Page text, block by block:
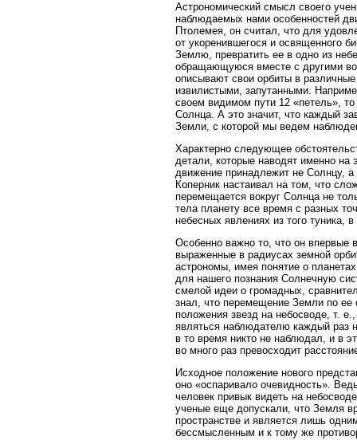
Астрономический смысл своего
наблюдаемых нами особенностей
Птолемея, он считал, что для
от укоренившегося и освященного
Землю, превратить ее в одно из
обращающуюся вместе с другими
описывают свои орбиты в
извилистыми, запутанными.
своем видимом пути 12 «петель», то
Солнца. А это значит, что каждый
Земли, с которой мы ведем
Характерно следующее
детали, которые наводят именно
движение принадлежит не Солнцу,
Коперник настаивал на том, что
перемещается вокруг Солнца не
тела планету все время с разных
небесных явлениях из того туника,
Особенно важно то, что он впервые
выраженные в радиусах земной
астрономы, имея понятие о
для нашего познания Солнечную
смелой идеи о громадных,
знал, что перемещение Земли по ее
положения звезд на небосводе, т.
являться наблюдателю каждый раз
в то время никто не наблюдал, и в
во много раз превосходит
Исходное положение нового
оно «оспаривало очевидность».
человек привык видеть на
ученые еще допускали, что Земля
пространстве и является лишь
бессмысленным и к тому же